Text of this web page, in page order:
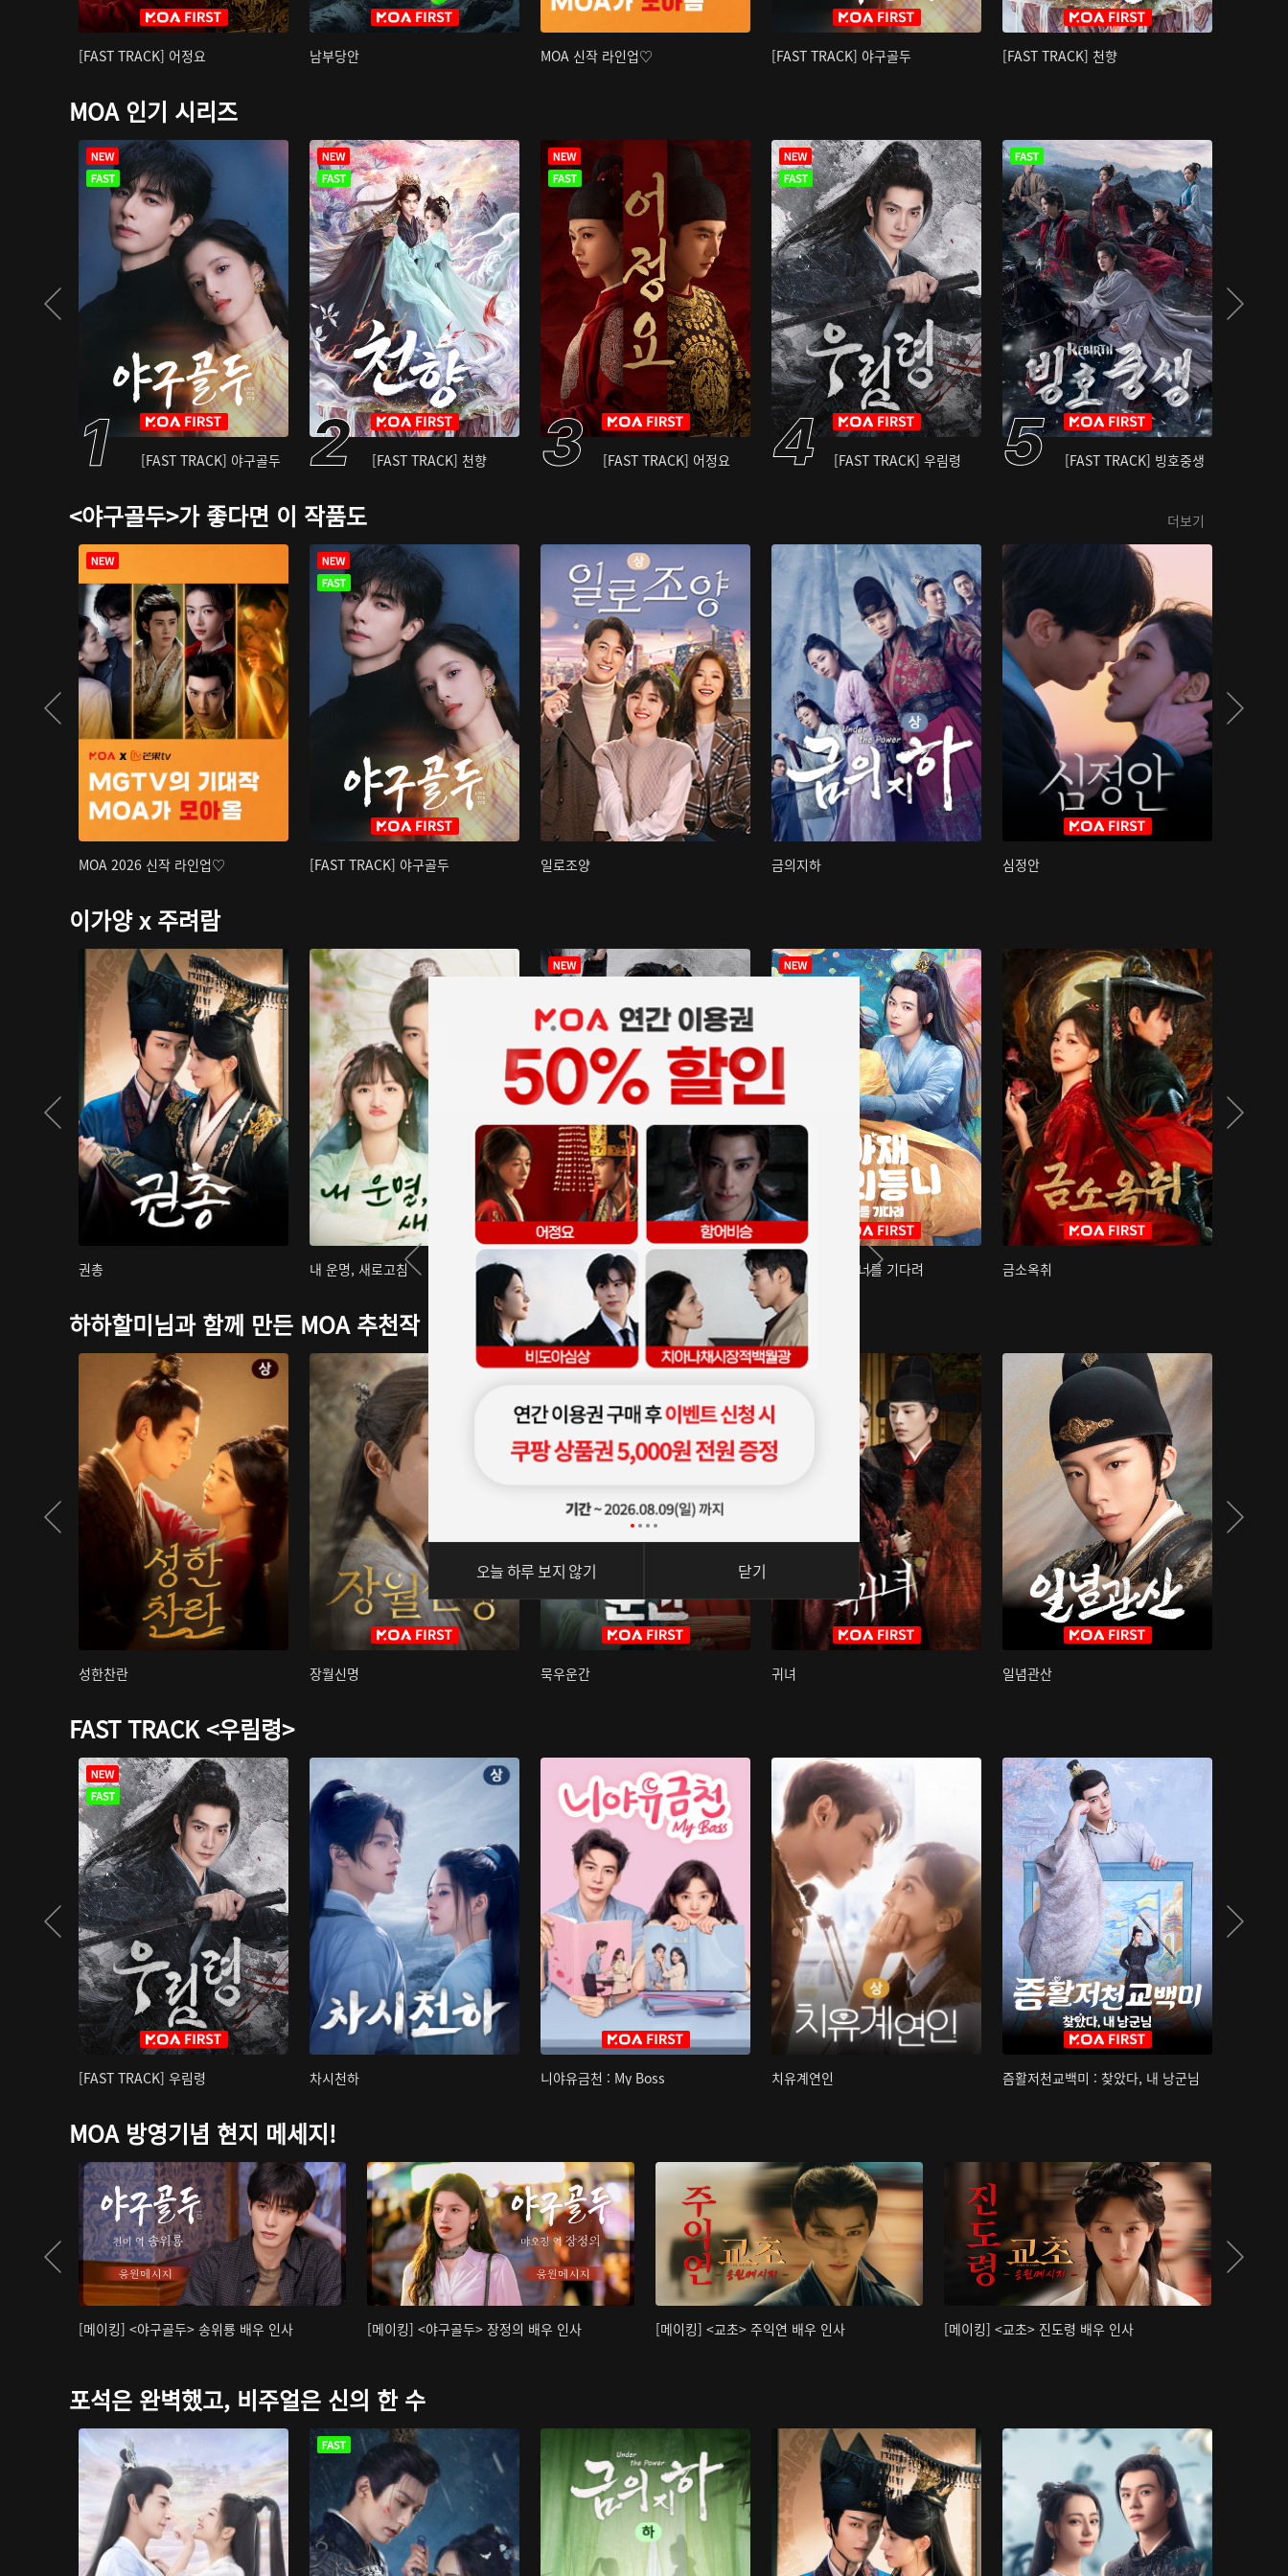
[FAST TRACK] 어정요 남부당안 MOA 신작 라인업♡ [FAST TRACK] 야구골두 [FAST TRACK] 천향
MOA 인기 시리즈
[FAST TRACK] 야구골두 [FAST TRACK] 천향 [FAST TRACK] 어정요 [FAST TRACK] 우림령 [FAST TRACK] 빙호중생
<야구골두>가 좋다면 이 작품도 더보기
MOA 2026 신작 라인업♡ [FAST TRACK] 야구골두 일로조양 금의지하 심정안
이가양 x 주려람
권총 내 운명, 새로고침 아재저리등니 : 너를 기다려 금소옥취
하하할미님과 함께 만든 MOA 추천작
성한찬란 장월신명 묵우운간 귀녀 일념관산
FAST TRACK <우림령>
[FAST TRACK] 우림령 차시천하 니야유금천 : My Boss 치유계연인 즘활저천교백미 : 찾았다, 내 낭군님
MOA 방영기념 현지 메세지!
[메이킹] <야구골두> 송위룡 배우 인사 [메이킹] <야구골두> 장정의 배우 인사 [메이킹] <교초> 주익연 배우 인사 [메이킹] <교초> 진도령 배우 인사
포석은 완벽했고, 비주얼은 신의 한 수
오늘 하루 보지 않기 닫기